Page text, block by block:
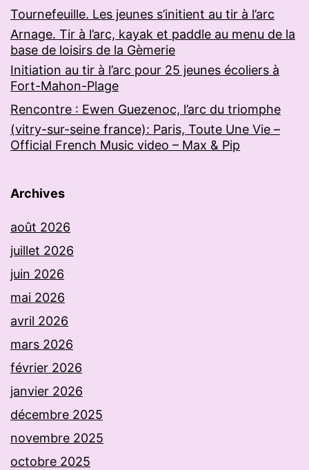
Tournefeuille. Les jeunes s’initient au tir à l’arc
Arnage. Tir à l’arc, kayak et paddle au menu de la
base de loisirs de la Gèmerie
Initiation au tir à l’arc pour 25 jeunes écoliers à
Fort-Mahon-Plage
Rencontre : Ewen Guezenoc, l’arc du triomphe
(vitry-sur-seine france): Paris, Toute Une Vie –
Official French Music video – Max & Pip
Archives
août 2026
juillet 2026
juin 2026
mai 2026
avril 2026
mars 2026
février 2026
janvier 2026
décembre 2025
novembre 2025
octobre 2025